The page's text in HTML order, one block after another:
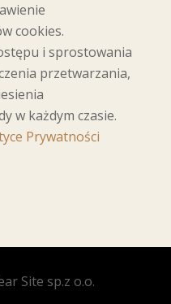
cookies.
i sprostowania
przetwarzania,
w każdym czasie.
Prywatności
Site sp.z o.o.